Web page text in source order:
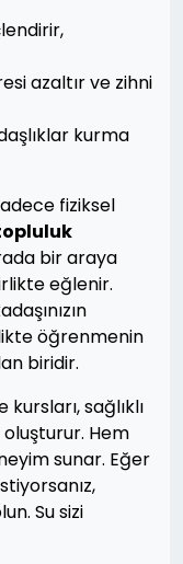
azaltır ve zihni
kurma
fiziksel
bir araya
eğlenir.
öğrenmenin
biridir.
sağlıklı
Hem
sunar. Eğer
Su sizi